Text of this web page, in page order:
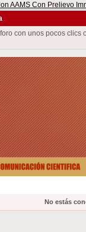
AAMS Con Prelievo
con unos pocos clics
No estás